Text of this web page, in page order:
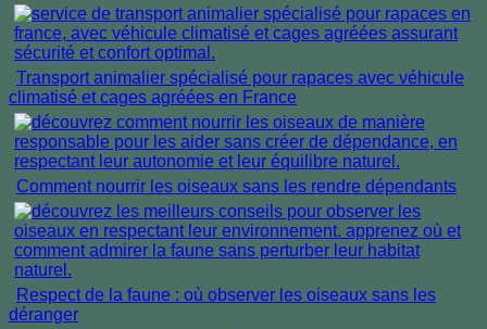
Transport animalier spécialisé pour rapaces avec véhicule
climatisé et cages agréées en France
Comment nourrir les oiseaux sans les rendre dépendants
Respect de la faune : où observer les oiseaux sans les
déranger